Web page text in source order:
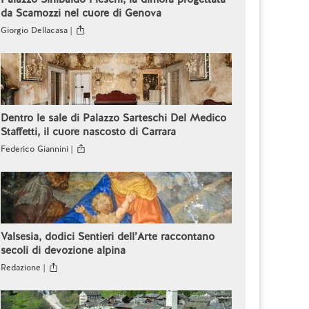
da Scamozzi nel cuore di Genova
Giorgio Dellacasa |
Dentro le sale di Palazzo Sarteschi Del Medico
Staffetti, il cuore nascosto di Carrara
Federico Giannini |
Valsesia, dodici Sentieri dell’Arte raccontano
secoli di devozione alpina
Redazione |